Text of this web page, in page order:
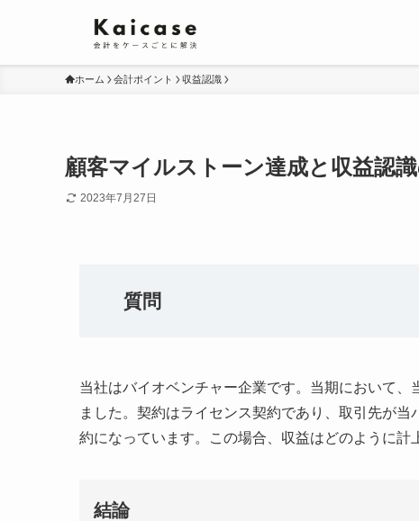
ホーム 会計ポイント 収益認識
顧客マイルストーン達成と収益
2023年7月27日
質問
当社はバイオベンチャー企業です。当期において
ました。契約はライセンス契約であり、取引先が
約になっています。この場合、収益はどのように計
結論